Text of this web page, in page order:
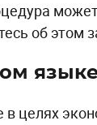
об этом
целях